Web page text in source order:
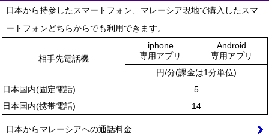
日本から持参したスマートフォン、マレーシア現地で購入したスマ
ートフォンどちらからでも利用できます。
相手先電話機
iphone
専用アプリ
Android
専用アプリ
円/分(課金は1分単位)
日本国内(固定電話)
5
日本国内(携帯電話)
14
日本からマレーシアへの通話料金